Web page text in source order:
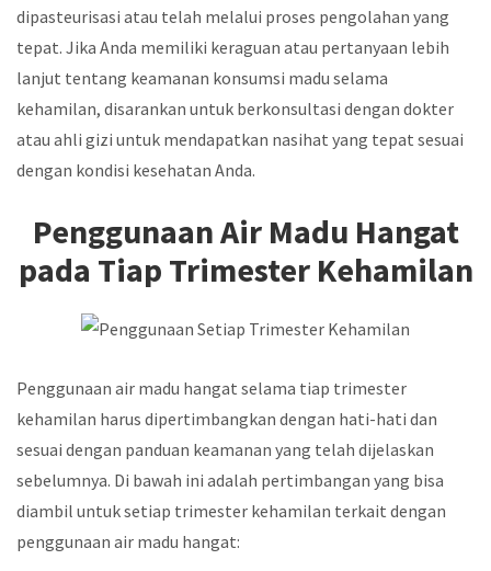
dipasteurisasi atau telah melalui proses pengolahan yang
tepat. Jika Anda memiliki keraguan atau pertanyaan lebih
lanjut tentang keamanan konsumsi madu selama
kehamilan, disarankan untuk berkonsultasi dengan dokter
atau ahli gizi untuk mendapatkan nasihat yang tepat sesuai
dengan kondisi kesehatan Anda.
Penggunaan Air Madu Hangat
pada Tiap Trimester Kehamilan
Penggunaan air madu hangat selama tiap trimester
kehamilan harus dipertimbangkan dengan hati-hati dan
sesuai dengan panduan keamanan yang telah dijelaskan
sebelumnya. Di bawah ini adalah pertimbangan yang bisa
diambil untuk setiap trimester kehamilan terkait dengan
penggunaan air madu hangat: